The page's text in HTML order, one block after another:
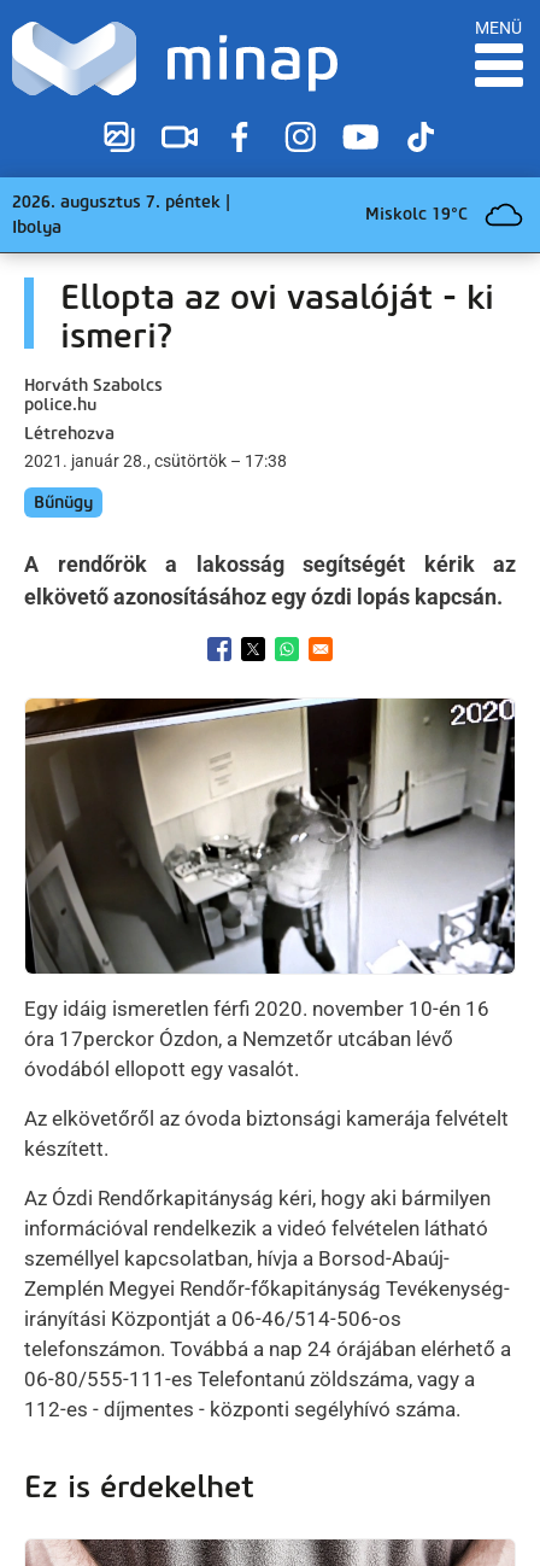
MENÜ
2026. augusztus 7. péntek |
Ibolya
Miskolc 19°C
Ellopta az ovi vasalóját - ki
ismeri?
Horváth Szabolcs
police.hu
Létrehozva
2021. január 28., csütörtök – 17:38
Bűnügy
A rendőrök a lakosság segítségét kérik az
elkövető azonosításához egy ózdi lopás kapcsán.
Opens in a new window
Opens in a new window
Opens in a new window
Kép
Egy idáig ismeretlen férfi 2020. november 10-én 16
óra 17perckor Ózdon, a Nemzetőr utcában lévő
óvodából ellopott egy vasalót.
Az elkövetőről az óvoda biztonsági kamerája felvételt
készített.
Az Ózdi Rendőrkapitányság kéri, hogy aki bármilyen
információval rendelkezik a videó felvételen látható
személlyel kapcsolatban, hívja a Borsod-Abaúj-
Zemplén Megyei Rendőr-főkapitányság Tevékenység-
irányítási Központját a 06-46/514-506-os
telefonszámon. Továbbá a nap 24 órájában elérhető a
06-80/555-111-es Telefontanú zöldszáma, vagy a
112-es - díjmentes - központi segélyhívó száma.
Ez is érdekelhet